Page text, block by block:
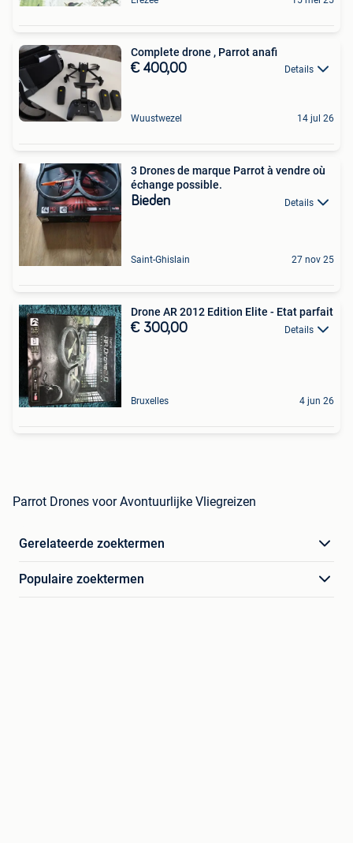
Complete drone , Parrot anafi
€ 400,00 Details
Wuustwezel 14 jul 26
3 Drones de marque Parrot à vendre où
échange possible.
Bieden Details
Saint-Ghislain 27 nov 25
Drone AR 2012 Edition Elite - Etat parfait
€ 300,00 Details
Bruxelles 4 jun 26
Parrot Drones voor Avontuurlijke Vliegreizen
Gerelateerde zoektermen
Populaire zoektermen